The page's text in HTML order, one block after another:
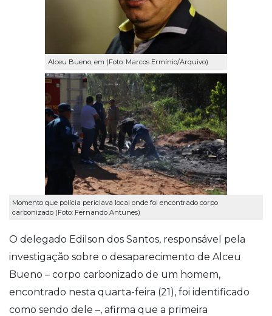
Alceu Bueno, em (Foto: Marcos Ermínio/Arquivo)
Momento que polícia periciava local onde foi encontrado corpo
carbonizado (Foto: Fernando Antunes)
O delegado Edilson dos Santos, responsável pela
investigação sobre o desaparecimento de Alceu
Bueno – corpo carbonizado de um homem,
encontrado nesta quarta-feira (21), foi identificado
como sendo dele –, afirma que a primeira